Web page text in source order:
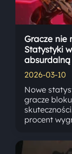
Gracze nie
Statystyki
2026-03-10
Nowe
gracze
procent